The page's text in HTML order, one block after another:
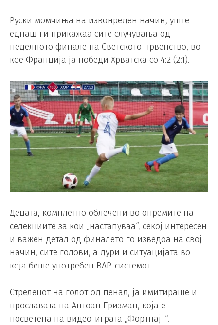
Руски момчиња на извонреден начин, уште
еднаш ги прикажаа сите случувања од
неделното финале на Светското првенство, во
кое Франција ја победи Хрватска со 4:2 (2:1).
Децата, комплетно облечени во опремите на
селекциите за кои „настапуваа“, секој интересен
и важен детал од финалето го изведоа на свој
начин, сите голови, а дури и ситуацијата во
која беше употребен ВАР-системот.
Стрелецот на голот од пенал, ја имитираше и
прославата на Антоан Гризман, која е
посветена на видео-играта „Фортнајт“.